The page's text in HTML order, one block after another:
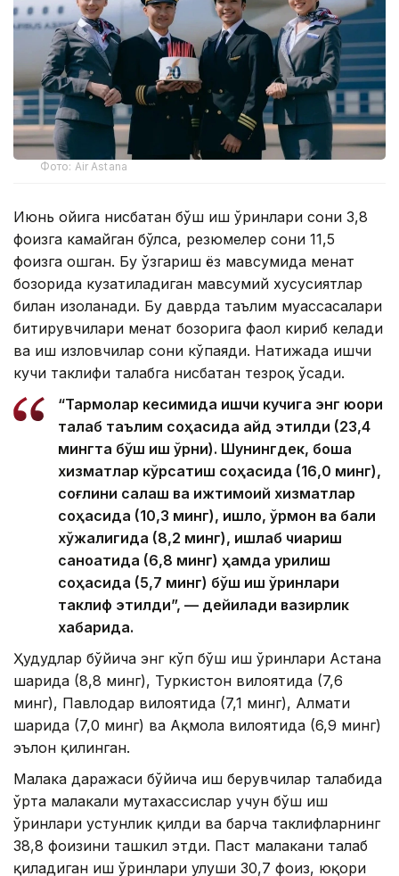
Фото: Air Astana
Июнь ойига нисбатан бўш иш ўринлари сони 3,8
фоизга камайган бўлса, резюмелер сони 11,5
фоизга ошган. Бу ўзгариш ёз мавсумида меҳнат
бозорида кузатиладиган мавсумий хусусиятлар
билан изоҳланади. Бу даврда таълим муассасалари
битирувчилари меҳнат бозорига фаол кириб келади
ва иш изловчилар сони кўпаяди. Натижада ишчи
кучи таклифи талабга нисбатан тезроқ ўсади.
“Тармоқлар кесимида ишчи кучига энг юқори
талаб таълим соҳасида қайд этилди (23,4
мингта бўш иш ўрни). Шунингдек, бошқа
хизматлар кўрсатиш соҳасида (16,0 минг),
соғлиқни сақлаш ва ижтимоий хизматлар
соҳасида (10,3 минг), қишлоқ, ўрмон ва балиқ
хўжалигида (8,2 минг), ишлаб чиқариш
саноатида (6,8 минг) ҳамда қурилиш
соҳасида (5,7 минг) бўш иш ўринлари
таклиф этилди”, — дейилади вазирлик
хабарида.
Ҳудудлар бўйича энг кўп бўш иш ўринлари Астана
шаҳрида (8,8 минг), Туркистон вилоятида (7,6
минг), Павлодар вилоятида (7,1 минг), Алмати
шаҳрида (7,0 минг) ва Ақмола вилоятида (6,9 минг)
эълон қилинган.
Малака даражаси бўйича иш берувчилар талабида
ўрта малакали мутахассислар учун бўш иш
ўринлари устунлик қилди ва барча таклифларнинг
38,8 фоизини ташкил этди. Паст малакани талаб
қиладиган иш ўринлари улуши 30,7 фоиз, юқори